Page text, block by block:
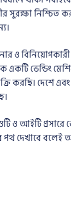
সুরক্ষা নিশ্চিত
ও
ভেন্ডিং
করছি। দেশে
ও আইটি প্রসারে
দেখাবে বলেই